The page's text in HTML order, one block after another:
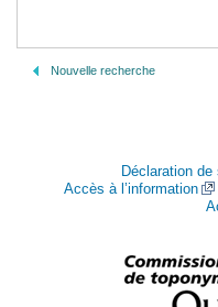
Nouvelle recherche
Déclaration
Accès à l’information